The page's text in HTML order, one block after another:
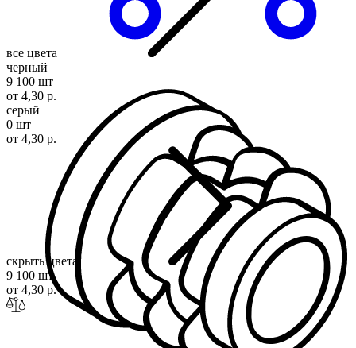
все цвета
черный
9 100 шт
от 4,30 р.
серый
0 шт
от 4,30 р.
скрыть цвета
9 100 шт
от 4,30 р.